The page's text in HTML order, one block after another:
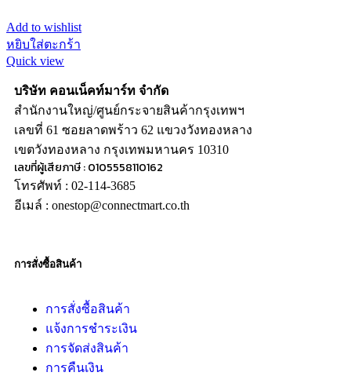
Add to wishlist
หยิบใส่ตะกร้า
Quick view
บริษัท คอนเน็คท์มาร์ท จำกัด
สำนักงานใหญ่/ศูนย์กระจายสินค้ากรุงเทพฯ
เลขที่ 61 ซอยลาดพร้าว 62 แขวงวังทองหลาง
เขตวังทองหลาง กรุงเทพมหานคร 10310
เลขที่ผู้เสียภาษี : 0105558110162
โทรศัพท์ : 02-114-3685
อีเมล์ : onestop@connectmart.co.th
การสั่งซื้อสินค้า
การสั่งซื้อสินค้า
แจ้งการชำระเงิน
การจัดส่งสินค้า
การคืนเงิน